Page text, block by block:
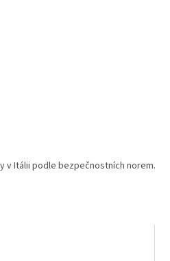
v Itálii podle bezpečnostních norem.